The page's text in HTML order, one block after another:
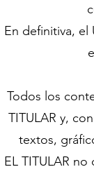
En definitiva,
Todos los
TITULAR y,
textos,
EL TITULAR